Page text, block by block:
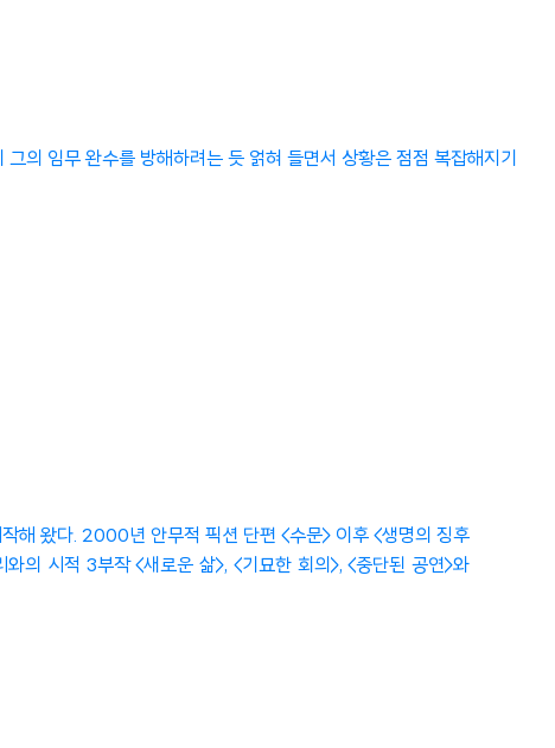
의 임무 완수를 방해하려는 듯 얽혀 들면서 상황은 점점 복잡해지기
해 왔다. 2000년 안무적 픽션 단편 <수문> 이후 <생명의 징후
의 시적 3부작 <새로운 삶>, <기묘한 회의>, <중단된 공연>와